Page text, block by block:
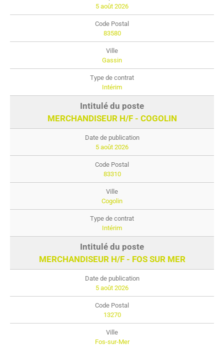
5 août 2026
83580
Gassin
Intérim
MERCHANDISEUR H/F - COGOLIN
5 août 2026
83310
Cogolin
Intérim
MERCHANDISEUR H/F - FOS SUR MER
5 août 2026
13270
Fos-sur-Mer